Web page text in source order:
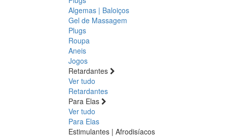
Algemas | Baloiços
Gel de Massagem
Plugs
Roupa
Aneis
Jogos
Retardantes
Ver tudo
Retardantes
Para Elas
Ver tudo
Para Elas
Estimulantes | Afrodisíacos